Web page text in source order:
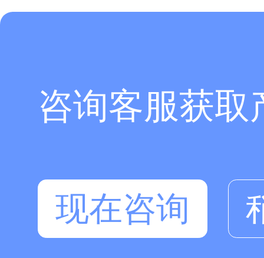
咨询客服获取
现在咨询